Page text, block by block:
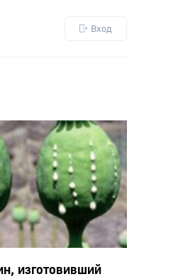
Вход
изготовивший